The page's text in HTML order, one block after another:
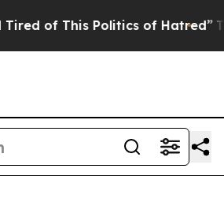
This Politics of Hatred” The